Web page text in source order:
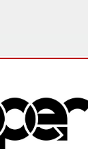
os
Campeonato
comunica que